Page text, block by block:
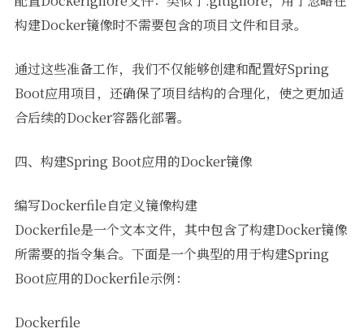
构建Docker镜像时不需要包含的项目文件和目录。
通过这些准备工作，我们不仅能够创建和配置好Spring
Boot应用项目，还确保了项目结构的合理化，使之更加适
合后续的Docker容器化部署。
四、构建Spring Boot应用的Docker镜像
编写Dockerfile自定义镜像构建
Dockerfile是一个文本文件，其中包含了构建Docker镜像
所需要的指令集合。下面是一个典型的用于构建Spring
Boot应用的Dockerfile示例：
Dockerfile